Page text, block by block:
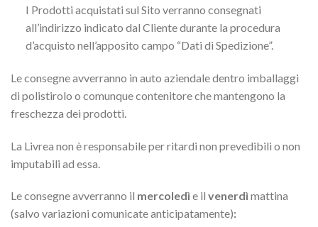
I Prodotti acquistati sul Sito verranno consegnati
all’indirizzo indicato dal Cliente durante la procedura
d’acquisto nell’apposito campo “Dati di Spedizione”.
Le consegne avverranno in auto aziendale dentro imballaggi
di polistirolo o comunque contenitore che mantengono la
freschezza dei prodotti.
La Livrea non è responsabile per ritardi non prevedibili o non
imputabili ad essa.
Le consegne avverranno il mercoledì e il venerdì mattina
(salvo variazioni comunicate anticipatamente):